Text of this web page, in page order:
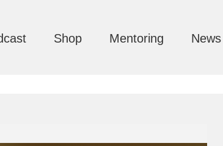
Shop Mentoring News